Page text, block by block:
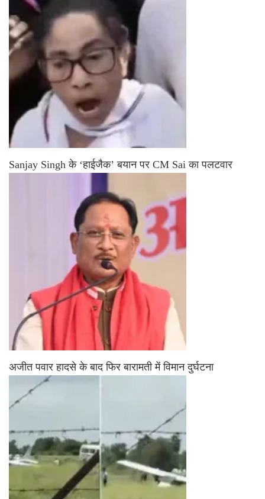
Sanjay Singh के ‘हाईजैक’ बयान पर CM Sai का पलटवार
अजीत पवार हादसे के बाद फिर बारामती में विमान दुर्घटना